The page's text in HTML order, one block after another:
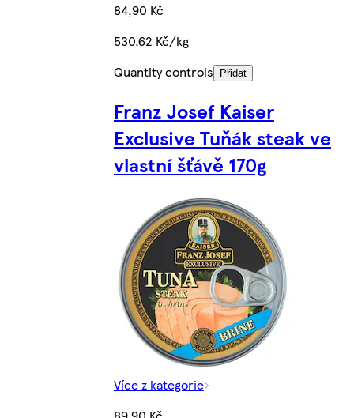
84,90 Kč
530,62 Kč/kg
Quantity controls
Přidat
Franz Josef Kaiser
Exclusive Tuňák steak ve
vlastní šťávě 170g
Více z kategorie